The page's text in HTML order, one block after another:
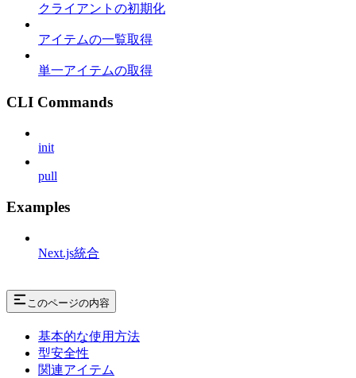
クライアントの初期化
アイテムの一覧取得
単一アイテムの取得
CLI Commands
init
pull
Examples
Next.js統合
このページの内容
基本的な使用方法
型安全性
関連アイテム